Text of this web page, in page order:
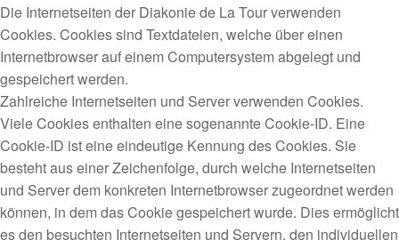
Die Internetseiten der Diakonie de La Tour verwenden
Cookies. Cookies sind Textdateien, welche über einen
Internetbrowser auf einem Computersystem abgelegt und
gespeichert werden.
Zahlreiche Internetseiten und Server verwenden Cookies.
Viele Cookies enthalten eine sogenannte Cookie-ID. Eine
Cookie-ID ist eine eindeutige Kennung des Cookies. Sie
besteht aus einer Zeichenfolge, durch welche Internetseiten
und Server dem konkreten Internetbrowser zugeordnet werden
können, in dem das Cookie gespeichert wurde. Dies ermöglicht
es den besuchten Internetseiten und Servern, den individuellen